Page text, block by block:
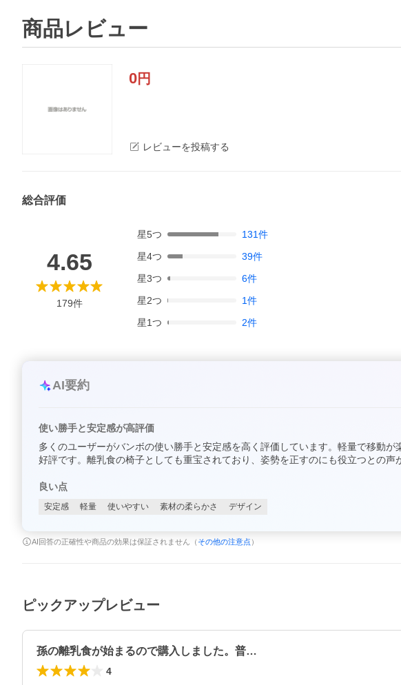
商品レビュー
0円
レビューを投稿する
総合評価
4.65
179件
星5つ 131件
星4つ 39件
星3つ 6件
星2つ 1件
星1つ 2件
AI要約
使い勝手と安定感が高評価
多くのユーザーがバンボの使い勝手と安定感を高く評価しています。軽量で移動
好評です。離乳食の椅子としても重宝されており、姿勢を正すのにも役立つとの声
良い点
安定感 軽量 使いやすい 素材の柔らかさ デザイン
AI回答の正確性や商品の効果は保証されません（ その他の注意点 ）
ピックアップレビュー
孫の離乳食が始まるので購入しました。普…
4